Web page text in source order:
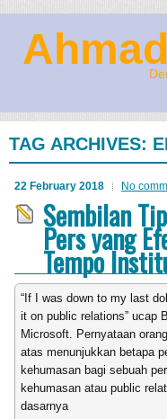
TAG ARCHIVES:
22 February 2018 No
Sembilan
Pers yang
Tempo
“If I was down to my last
it on public relations” ucap
Microsoft. Pernyataan
atas menunjukkan betapa
kehumasan bagi sebuah
kehumasan atau public
dasarnya